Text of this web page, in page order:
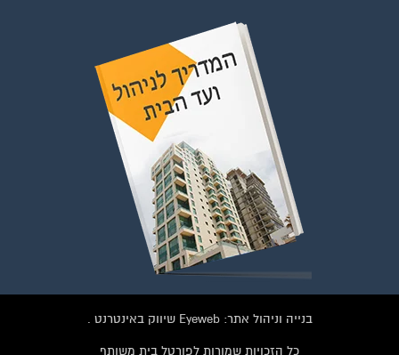
בנייה וניהול אתר: Eyeweb שיווק באינטרנט .
כל הזכויות שמורות לפורטל בית משותף
להצטרפות לחצו על התמונה או על הכפתור ושלחו בקשת הצטרפות בדף
הקבוצה
לחץ למעבר לקבוצה